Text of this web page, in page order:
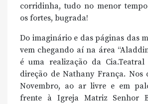
corridinha, tudo no menor
os fortes, bugrada!
Do imaginário e das páginas das
vem chegando aí na área
é uma realização da
direção de Nathany França. Nos
Novembro, ao ar livre e em
frente à Igreja Matriz Senhor